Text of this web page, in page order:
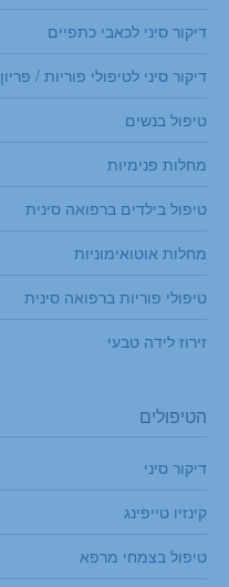
דיקור סיני לכאבי כתפיים
דיקור סיני לטיפולי פוריות / פריון
טיפול בנשים
מחלות פנימיות
טיפול בילדים ברפואה סינית
מחלות אוטואימוניות
טיפולי פוריות ברפואה סינית
זירוז לידה טבעי
הטיפולים
דיקור סיני
קינזיו טייפינג
טיפול בצמחי מרפא